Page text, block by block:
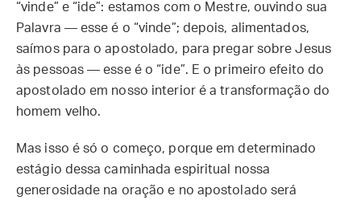
“vinde” e “ide”: estamos com o Mestre, ouvindo sua
Palavra — esse é o “vinde”; depois, alimentados,
saímos para o apostolado, para pregar sobre Jesus
às pessoas — esse é o “ide”. E o primeiro efeito do
apostolado em nosso interior é a transformação do
homem velho.
Mas isso é só o começo, porque em determinado
estágio dessa caminhada espiritual nossa
generosidade na oração e no apostolado será